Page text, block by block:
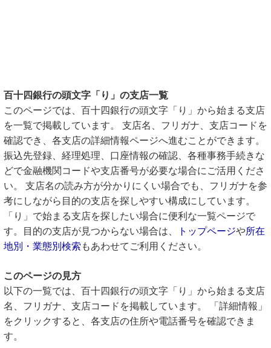
百十四銀行の頭文字「り」の支店一覧
このページでは、百十四銀行の頭文字「り」から始まる支店
を一覧で掲載しています。 支店名、フリガナ、支店コードを
確認でき、各支店の詳細情報ページへ進むことができます。
振込先登録、経理処理、口座情報の確認、各種事務手続きな
どで金融機関コードや支店番号が必要な場合にご活用くださ
い。 支店名の読み方が分かりにくい場合でも、フリガナを参
考にしながら目的の支店を探しやすい構成にしています。
「り」で始まる支店を探したい場合に便利な一覧ページで
す。目的の支店が見つからない場合は、
トップページや所在
地別・業態別検索 もあわせてご利用ください。
このページの見方
以下の一覧では、百十四銀行の頭文字「り」から始まる支店
名、フリガナ、支店コードを掲載しています。 「詳細情報」
をクリックすると、各支店の住所や電話番号を確認できま
す。